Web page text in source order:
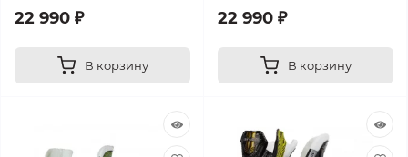
22 990 ₽
В корзину
22 990 ₽
В корзину